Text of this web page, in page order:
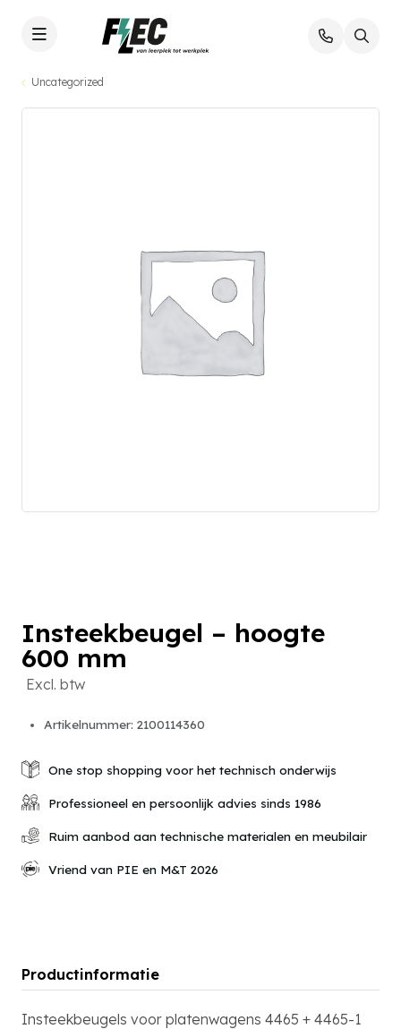
Uncategorized
Insteekbeugel – hoogte
600 mm
Excl. btw
Artikelnummer: 2100114360
One stop shopping voor het technisch onderwijs
Professioneel en persoonlijk advies sinds 1986
Ruim aanbod aan technische materialen en meubilair
Vriend van PIE en M&T 2026
Productinformatie
Insteekbeugels voor platenwagens 4465 + 4465-1